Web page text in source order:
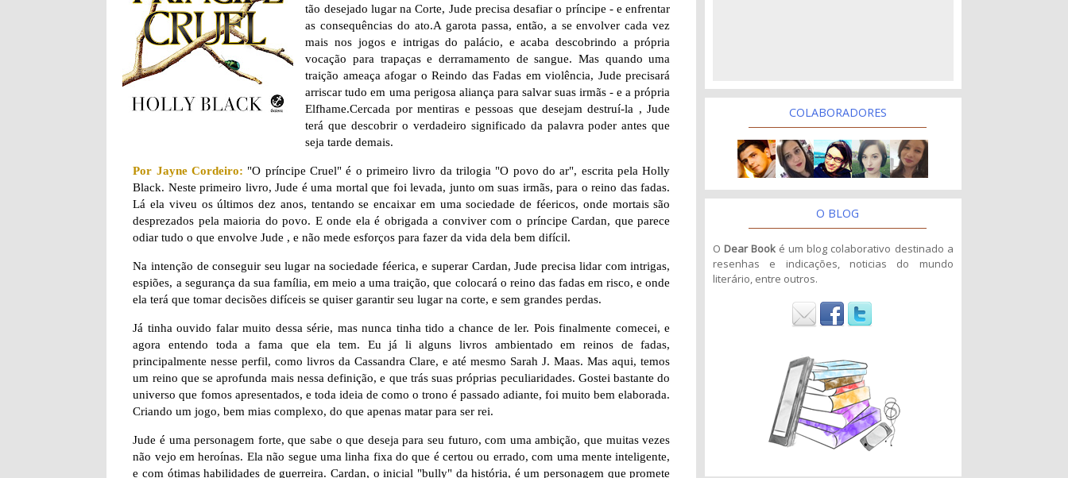
tão desejado lugar na Corte, Jude precisa desafiar o príncipe - e enfrentar
as consequências do ato.A garota passa, então, a se envolver cada vez
mais nos jogos e intrigas do palácio, e acaba descobrindo a própria
vocação para trapaças e derramamento de sangue. Mas quando uma
traição ameaça afogar o Reindo das Fadas em violência, Jude precisará
arriscar tudo em uma perigosa aliança para salvar suas irmãs - e a própria
Elfhame.Cercada por mentiras e pessoas que desejam destruí-la , Jude
terá que descobrir o verdadeiro significado da palavra poder antes que
seja tarde demais.
Por Jayne Cordeiro: "O príncipe Cruel" é o primeiro livro da trilogia "O povo do ar", escrita pela Holly
Black. Neste primeiro livro, Jude é uma mortal que foi levada, junto om suas irmãs, para o reino das fadas.
Lá ela viveu os últimos dez anos, tentando se encaixar em uma sociedade de féericos, onde mortais são
desprezados pela maioria do povo. E onde ela é obrigada a conviver com o príncipe Cardan, que parece
odiar tudo o que envolve Jude , e não mede esforços para fazer da vida dela bem difícil.
Na intenção de conseguir seu lugar na sociedade féerica, e superar Cardan, Jude precisa lidar com intrigas,
espiões, a segurança da sua família, em meio a uma traição, que colocará o reino das fadas em risco, e onde
ela terá que tomar decisões difíceis se quiser garantir seu lugar na corte, e sem grandes perdas.
Já tinha ouvido falar muito dessa série, mas nunca tinha tido a chance de ler. Pois finalmente comecei, e
agora entendo toda a fama que ela tem. Eu já li alguns livros ambientado em reinos de fadas,
principalmente nesse perfil, como livros da Cassandra Clare, e até mesmo Sarah J. Maas. Mas aqui, temos
um reino que se aprofunda mais nessa definição, e que trás suas próprias peculiaridades. Gostei bastante do
universo que fomos apresentados, e toda ideia de como o trono é passado adiante, foi muito bem elaborada.
Criando um jogo, bem mias complexo, do que apenas matar para ser rei.
Jude é uma personagem forte, que sabe o que deseja para seu futuro, com uma ambição, que muitas vezes
não vejo em heroínas. Ela não segue uma linha fixa do que é certou ou errado, com uma mente inteligente,
e com ótimas habilidades de guerreira. Cardan, o inicial "bully" da história, é um personagem que promete
COLABORADORES
O BLOG
O Dear Book é um blog colaborativo destinado a
resenhas e indicações, noticias do mundo
literário, entre outros.